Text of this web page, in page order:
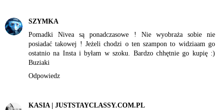
SZYMKA
Pomadki Nivea są ponadczasowe ! Nie wyobraża sobie nie
posiadać takowej ! Jeżeli chodzi o ten szampon to widziaam go
ostatnio na Insta i byłam w szoku. Bardzo chhętnie go kupię :)
Buziaki
Odpowiedz
KASIA | JUSTSTAYCLASSY.COM.PL